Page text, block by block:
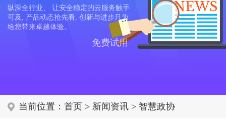
纵深全行业、 让安全稳定的云服务触手
可及, 产品动态抢先看, 创新与进步只为
给您带来卓越体验。
免费试用
当前位置： 首页> 新闻资讯> 智慧政协